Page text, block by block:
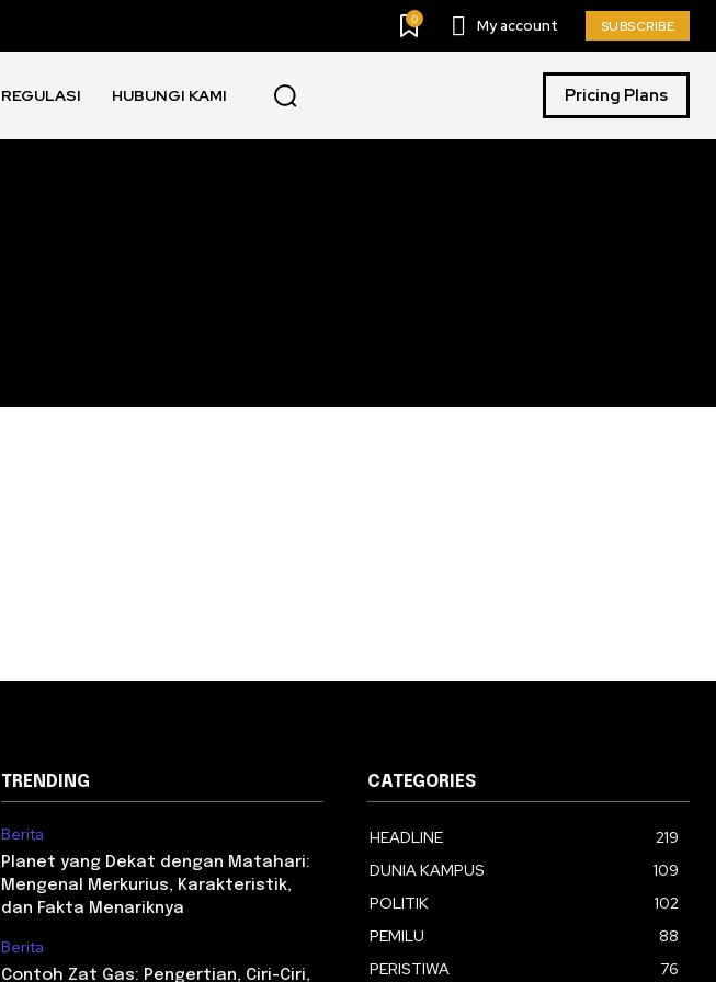
0 My account SUBSCRIBE
REGULASI HUBUNGI KAMI Pricing Plans
TRENDING
Berita
Planet yang Dekat dengan Matahari:
Mengenal Merkurius, Karakteristik,
dan Fakta Menariknya
Berita
Contoh Zat Gas: Pengertian, Ciri-Ciri,
CATEGORIES
HEADLINE
219
DUNIA KAMPUS
109
POLITIK
102
PEMILU
88
PERISTIWA
76